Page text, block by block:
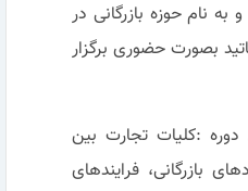
نام حوزه بازرگانی در
19 دیماه 1402 اساتید بصورت حضوری برگزار
:کلیات تجارت بین
بازرگانی، فرایندهای